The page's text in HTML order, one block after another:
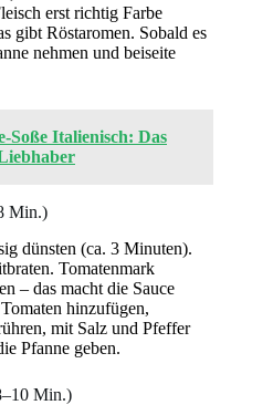
erst richtig Farbe
gibt Röstaromen. Sobald es
nehmen und beiseite
Soße Italienisch: Das
Min.)
dünsten (ca. 3 Minuten).
Tomatenmark
– das macht die Sauce
hinzufügen,
mit Salz und Pfeffer
Pfanne geben.
Min.)